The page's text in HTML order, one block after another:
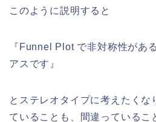
このように説明すると
『Funnel Plot で非対称性があ
アスです』
とステレオタイプに考えたくな
ていることも、間違っているこ